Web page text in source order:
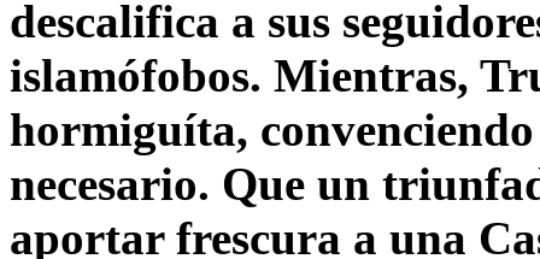
descalifica a sus
islamófobos. Mientras,
hormiguíta,
necesario. Que un
aportar frescura a una